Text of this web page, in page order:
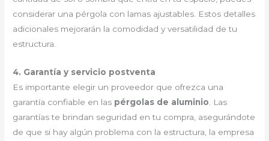
considerar una pérgola con lamas ajustables. Estos detalles
adicionales mejorarán la comodidad y versatilidad de tu
estructura.
4. Garantía y servicio postventa
Es importante elegir un proveedor que ofrezca una
garantía confiable en las pérgolas de aluminio . Las
garantías te brindan seguridad en tu compra, asegurándote
de que si hay algún problema con la estructura, la empresa